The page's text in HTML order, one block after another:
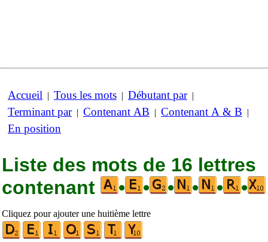
Accueil | Tous les mots | Débutant par|
Terminant par| Contenant AB | Contenant A & B |
En position
Liste des mots de 16 lettres
contenant
• • • • • •
Cliquez pour ajouter une huitième lettre